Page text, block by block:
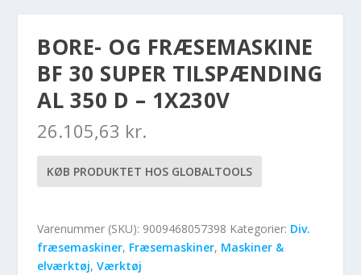
BORE- OG FRÆSEMASKINE
BF 30 SUPER TILSPÆNDING
AL 350 D – 1X230V
26.105,63 kr.
KØB PRODUKTET HOS GLOBALTOOLS
Varenummer (SKU): 9009468057398 Kategorier: Div.
fræsemaskiner, Fræsemaskiner, Maskiner &
elværktøj,Værktøj